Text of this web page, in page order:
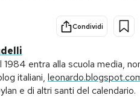
Condividi
entra alla scuola media,
italiani,
e di altri santi del calendario.